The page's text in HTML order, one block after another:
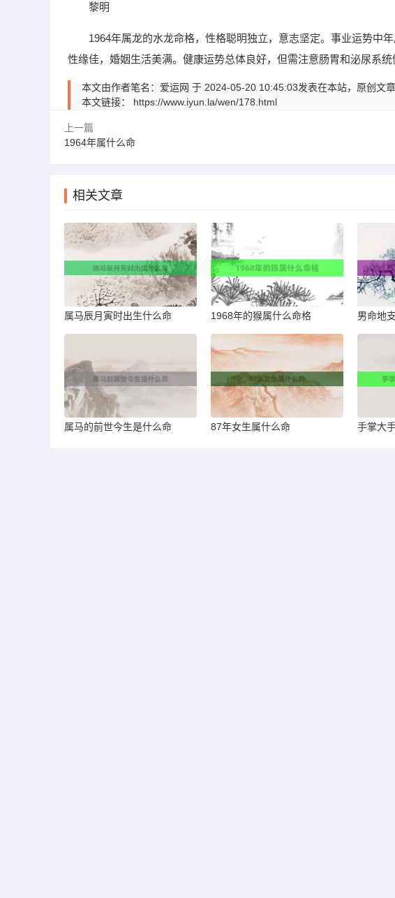
黎明
1964年属龙的水龙命格，性格聪明独立，意志坚定。事业运势中
性缘佳，婚姻生活美满。健康运势总体良好，但需注意肠胃和泌尿系统
本文由作者笔名：爱运网 于 2024-05-20 10:45:03发表在本站，原创文
本文链接： https://www.iyun.la/wen/178.html
上一篇
1964年属什么命
相关文章
属马辰月寅时出生什么命 1968年的猴属什么命格 男命地
属马的前世今生是什么命 87年女生属什么命 手掌大